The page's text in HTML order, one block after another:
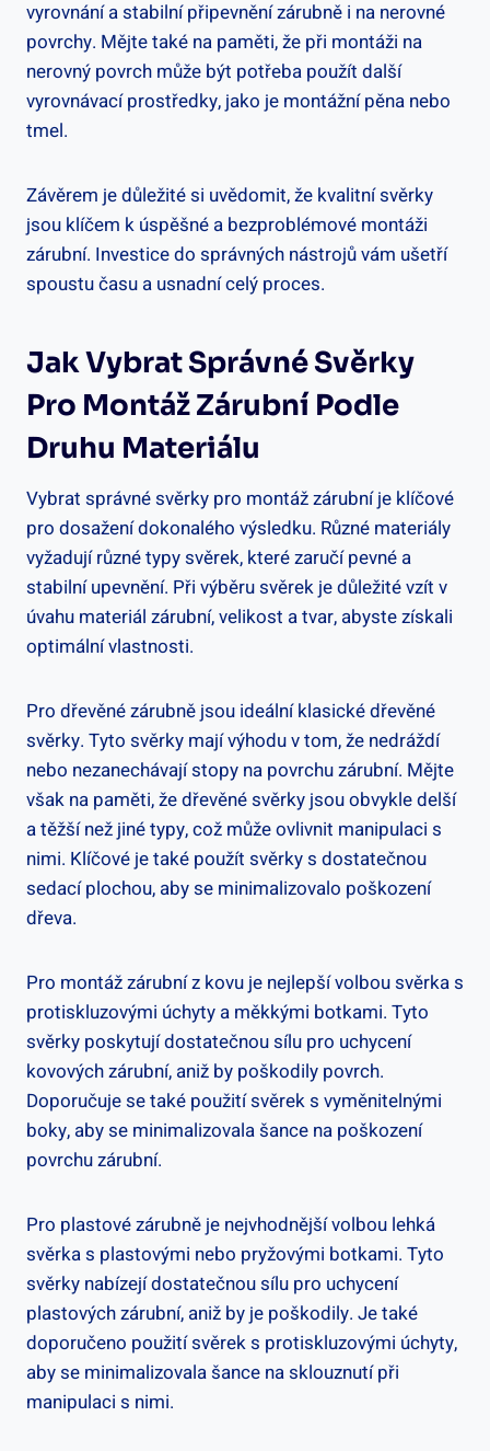
vyrovnání a stabilní připevnění zárubně i na nerovné
povrchy. Mějte také na paměti, že při montáži na
nerovný povrch může být potřeba použít další
vyrovnávací prostředky, jako je montážní pěna nebo
tmel.
Závěrem je důležité si uvědomit, že kvalitní svěrky
jsou klíčem k úspěšné a bezproblémové montáži
zárubní. Investice do správných nástrojů vám ušetří
spoustu času a usnadní celý proces.
Jak Vybrat Správné Svěrky
Pro Montáž Zárubní Podle
Druhu Materiálu
Vybrat správné svěrky pro montáž zárubní je klíčové
pro dosažení dokonalého výsledku. Různé materiály
vyžadují různé typy svěrek, které zaručí pevné a
stabilní upevnění. Při výběru svěrek je důležité vzít v
úvahu materiál zárubní, velikost a tvar, abyste získali
optimální vlastnosti.
Pro dřevěné zárubně jsou ideální klasické dřevěné
svěrky. Tyto svěrky mají výhodu v tom, že nedráždí
nebo nezanechávají stopy na povrchu zárubní. Mějte
však na paměti, že dřevěné svěrky jsou obvykle delší
a těžší než jiné typy, což může ovlivnit manipulaci s
nimi. Klíčové je také použít svěrky s dostatečnou
sedací plochou, aby se minimalizovalo poškození
dřeva.
Pro montáž zárubní z kovu je nejlepší volbou svěrka s
protiskluzovými úchyty a měkkými botkami. Tyto
svěrky poskytují dostatečnou sílu pro uchycení
kovových zárubní, aniž by poškodily povrch.
Doporučuje se také použití svěrek s vyměnitelnými
boky, aby se minimalizovala šance na poškození
povrchu zárubní.
Pro plastové zárubně je nejvhodnější volbou lehká
svěrka s plastovými nebo pryžovými botkami. Tyto
svěrky nabízejí dostatečnou sílu pro uchycení
plastových zárubní, aniž by je poškodily. Je také
doporučeno použití svěrek s protiskluzovými úchyty,
aby se minimalizovala šance na sklouznutí při
manipulaci s nimi.